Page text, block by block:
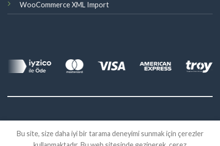
WooCommerce XML Import
2026 Eklenti Market
Bu site, size daha iyi bir tarama deneyimi sunmak için çerezler